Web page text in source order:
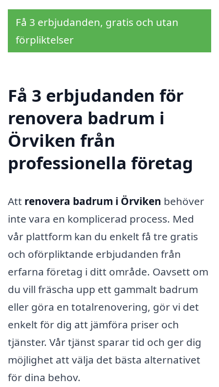
Få 3 erbjudanden, gratis och utan
förpliktelser
Få 3 erbjudanden för
renovera badrum i
Örviken från
professionella företag
Att renovera badrum i Örviken behöver
inte vara en komplicerad process. Med
vår plattform kan du enkelt få tre gratis
och oförpliktande erbjudanden från
erfarna företag i ditt område. Oavsett om
du vill fräscha upp ett gammalt badrum
eller göra en totalrenovering, gör vi det
enkelt för dig att jämföra priser och
tjänster. Vår tjänst sparar tid och ger dig
möjlighet att välja det bästa alternativet
för dina behov.